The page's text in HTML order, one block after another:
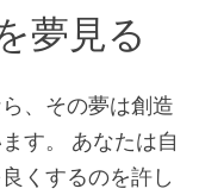
夢見る
、その夢は創造
す。 あなたは自
くするのを許し